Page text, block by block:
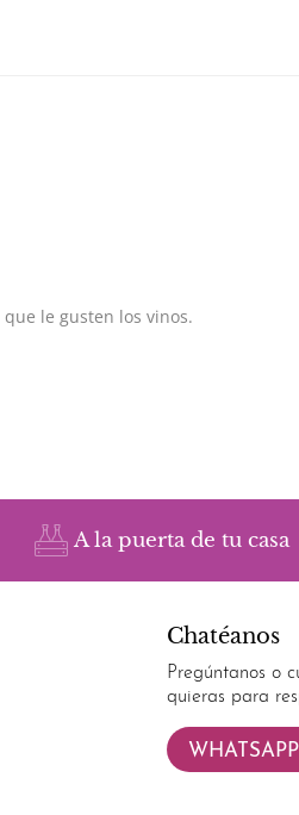
A la puerta de tu casa
Chatéanos
Pregúntanos o
quieras para